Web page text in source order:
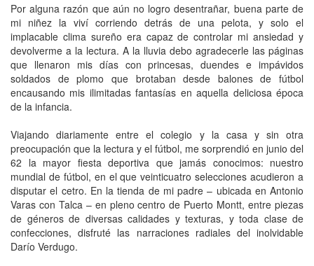
Por alguna razón que aún no logro desentrañar, buena parte de
mi niñez la viví corriendo detrás de una pelota, y solo el
implacable clima sureño era capaz de controlar mi ansiedad y
devolverme a la lectura. A la lluvia debo agradecerle las páginas
que llenaron mis días con princesas, duendes e impávidos
soldados de plomo que brotaban desde balones de fútbol
encausando mis ilimitadas fantasías en aquella deliciosa época
de la infancia.
Viajando diariamente entre el colegio y la casa y sin otra
preocupación que la lectura y el fútbol, me sorprendió en junio del
62 la mayor fiesta deportiva que jamás conocimos: nuestro
mundial de fútbol, en el que veinticuatro selecciones acudieron a
disputar el cetro. En la tienda de mi padre – ubicada en Antonio
Varas con Talca – en pleno centro de Puerto Montt, entre piezas
de géneros de diversas calidades y texturas, y toda clase de
confecciones, disfruté las narraciones radiales del inolvidable
Darío Verdugo.